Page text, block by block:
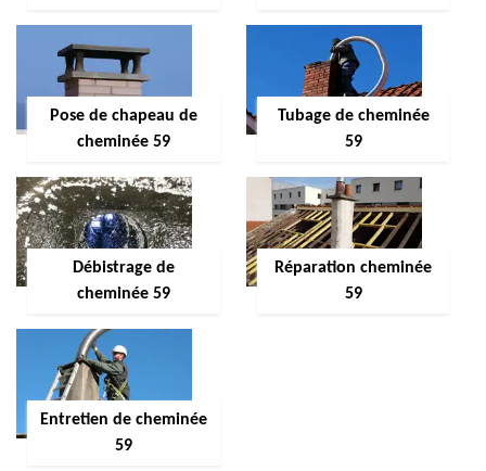
Pose de chapeau de
cheminée 59
Tubage de cheminée
59
Débistrage de
cheminée 59
Réparation cheminée
59
Entretien de cheminée
59